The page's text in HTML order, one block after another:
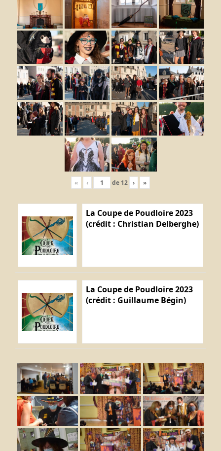
« ‹ de 12 › »
La Coupe de Poudloire 2023
(crédit : Christian Delberghe)
La Coupe de Poudloire 2023
(crédit : Guillaume Bégin)